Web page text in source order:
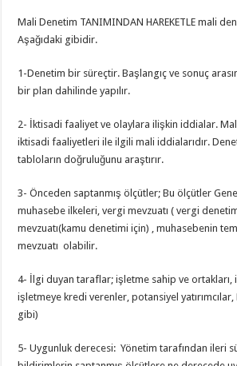
Mali Denetim TANIMINDAN HAREKETLE mali
Aşağıdaki gibidir.
1-Denetim bir süreçtir. Başlangıç ve sonuç
bir plan dahilinde yapılır.
2- İktisadi faaliyet ve olaylara ilişkin iddialar.
iktisadi faaliyetleri ile ilgili mali iddialarıdır.
tabloların doğruluğunu araştırır.
3- Önceden saptanmış ölçütler; Bu ölçütler
muhasebe ilkeleri, vergi mevzuatı ( vergi
mevzuatı(kamu denetimi için) , muhasebenin
mevzuatı olabilir.
4- İlgi duyan taraflar; işletme sahip ve ortakları,
işletmeye kredi verenler, potansiyel yatırımcılar,
gibi)
5- Uygunluk derecesi: Yönetim tarafından ileri